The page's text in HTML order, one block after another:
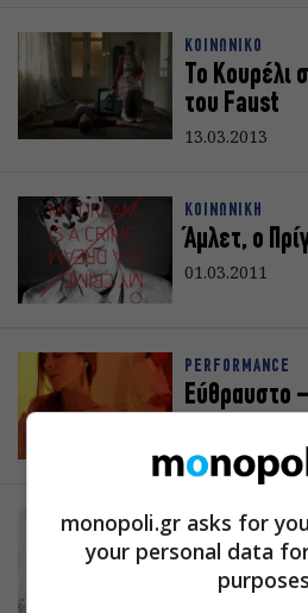
ΚΟΙΝΩΝΙΚΟ
To Κουρέλι
του Faust
13.03.2013
ΚΟΙΝΩΝΙΚΗ
Άμλετ, ο
01.03.2011
PERFORMANCE
Εύθραυστο
ΚΟΙΝΩΝΙΚΟ
DNA
11.11.2010
monopoli.gr asks for
your personal data